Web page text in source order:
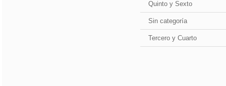
Quinto y Sexto
Sin categoría
Tercero y Cuarto